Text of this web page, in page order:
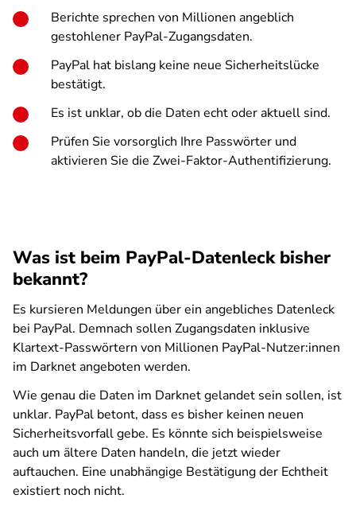
Berichte sprechen von Millionen angeblich
gestohlener PayPal-Zugangsdaten.
PayPal hat bislang keine neue Sicherheitslücke
bestätigt.
Es ist unklar, ob die Daten echt oder aktuell sind.
Prüfen Sie vorsorglich Ihre Passwörter und
aktivieren Sie die Zwei-Faktor-Authentifizierung.
Was ist beim PayPal-Datenleck bisher
bekannt?
Es kursieren Meldungen über ein angebliches Datenleck
bei PayPal. Demnach sollen Zugangsdaten inklusive
Klartext-Passwörtern von Millionen PayPal-Nutzer:innen
im Darknet angeboten werden.
Wie genau die Daten im Darknet gelandet sein sollen, ist
unklar. PayPal betont, dass es bisher keinen neuen
Sicherheitsvorfall gebe. Es könnte sich beispielsweise
auch um ältere Daten handeln, die jetzt wieder
auftauchen. Eine unabhängige Bestätigung der Echtheit
existiert noch nicht.